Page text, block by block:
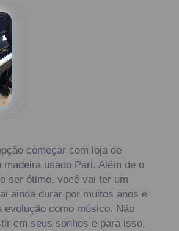
começar com loja de
madeira usado Pari. Além de o
ser ótimo, você vai ter um
ainda durar por muitos anos e
evolução como músico. Não
em seus sonhos e para isso,